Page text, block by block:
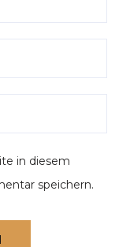
in diesem
speichern.